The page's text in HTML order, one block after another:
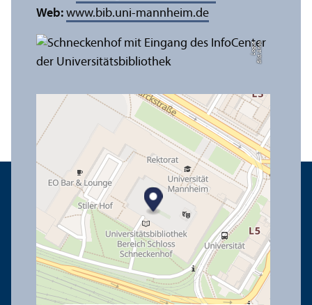
Bil
d:
A
n
n
a
L
o
g
u
e
Web: www.bib.uni-mannheim.de